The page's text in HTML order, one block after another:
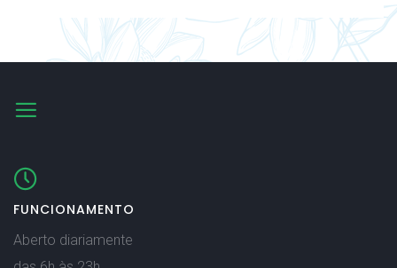
FUNCIONAMENTO
Aberto diariamente